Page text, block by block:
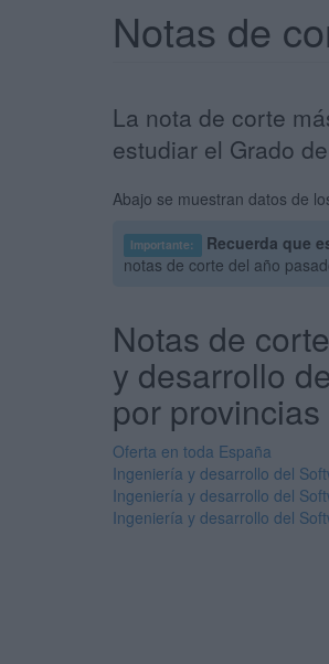
Notas de
La nota de corte
estudiar el Grado
Abajo se muestran datos de
Importante: Recuerda que
notas de corte del año
Notas de
y desarrollo
por provincias
Oferta en toda España
Ingeniería y desarrollo del
Ingeniería y desarrollo del
Ingeniería y desarrollo del